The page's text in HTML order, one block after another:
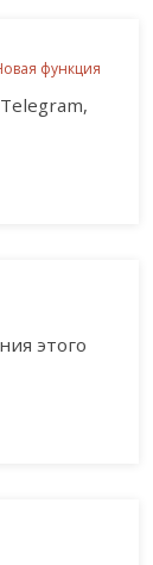
функция
этого